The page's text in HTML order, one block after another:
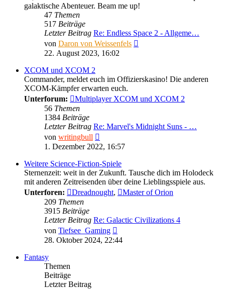
galaktische Abenteuer. Beam me up!
47 Themen
517 Beiträge
Letzter Beitrag Re: Endless Space 2 - Allgeme…
von Daron von Weissenfels
22. August 2023, 16:02
XCOM und XCOM 2
Commander, meldet euch im Offizierskasino! Die anderen
XCOM-Kämpfer erwarten euch.
Unterforum:
Multiplayer XCOM und XCOM 2
56 Themen
1384 Beiträge
Letzter Beitrag Re: Marvel's Midnight Suns - …
von writingbull
Beitrag
1. Dezember 2022, 16:57
Weitere Science-Fiction-Spiele
Sternenzeit: weit in der Zukunft. Tausche dich im Holodeck
mit anderen Zeitreisenden über deine Lieblingsspiele aus.
Unterforen:
Dreadnought,
Master of Orion
209 Themen
3915 Beiträge
Letzter Beitrag Re: Galactic Civilizations 4
von Tiefsee_Gaming
Beitrag
28. Oktober 2024, 22:44
Fantasy
Themen
Beiträge
Letzter Beitrag